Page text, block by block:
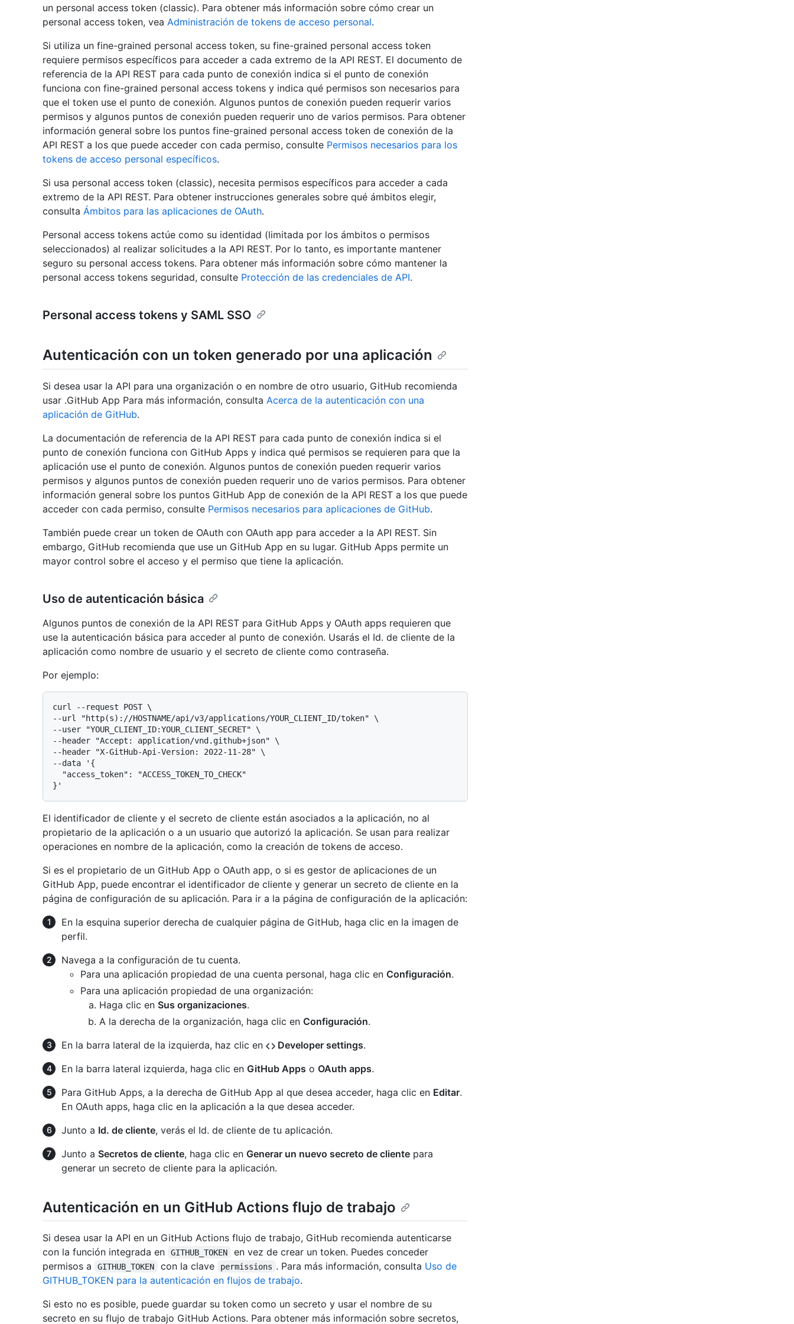
un personal access token (classic). Para obtener más información sobre cómo crear un
personal access token, vea Administración de tokens de acceso personal.
Si utiliza un fine-grained personal access token, su fine-grained personal access token
requiere permisos específicos para acceder a cada extremo de la API REST. El documento de
referencia de la API REST para cada punto de conexión indica si el punto de conexión
funciona con fine-grained personal access tokens y indica qué permisos son necesarios para
que el token use el punto de conexión. Algunos puntos de conexión pueden requerir varios
permisos y algunos puntos de conexión pueden requerir uno de varios permisos. Para obtener
información general sobre los puntos fine-grained personal access token de conexión de la
API REST a los que puede acceder con cada permiso, consulte Permisos necesarios para los
tokens de acceso personal específicos.
Si usa personal access token (classic), necesita permisos específicos para acceder a cada
extremo de la API REST. Para obtener instrucciones generales sobre qué ámbitos elegir,
consulta Ámbitos para las aplicaciones de OAuth.
Personal access tokens actúe como su identidad (limitada por los ámbitos o permisos
seleccionados) al realizar solicitudes a la API REST. Por lo tanto, es importante mantener
seguro su personal access tokens. Para obtener más información sobre cómo mantener la
personal access tokens seguridad, consulte Protección de las credenciales de API.
Personal access tokens y SAML SSO
Autenticación con un token generado por una aplicación
Si desea usar la API para una organización o en nombre de otro usuario, GitHub recomienda
usar .GitHub App Para más información, consulta Acerca de la autenticación con una
aplicación de GitHub.
La documentación de referencia de la API REST para cada punto de conexión indica si el
punto de conexión funciona con GitHub Apps y indica qué permisos se requieren para que la
aplicación use el punto de conexión. Algunos puntos de conexión pueden requerir varios
permisos y algunos puntos de conexión pueden requerir uno de varios permisos. Para obtener
información general sobre los puntos GitHub App de conexión de la API REST a los que puede
acceder con cada permiso, consulte Permisos necesarios para aplicaciones de GitHub.
También puede crear un token de OAuth con OAuth app para acceder a la API REST. Sin
embargo, GitHub recomienda que use un GitHub App en su lugar. GitHub Apps permite un
mayor control sobre el acceso y el permiso que tiene la aplicación.
Uso de autenticación básica
Algunos puntos de conexión de la API REST para GitHub Apps y OAuth apps requieren que
use la autenticación básica para acceder al punto de conexión. Usarás el Id. de cliente de la
aplicación como nombre de usuario y el secreto de cliente como contraseña.
Por ejemplo:
curl --request POST \
--url "http(s)://HOSTNAME/api/v3/applications/YOUR_CLIENT_ID/token" \
--user "YOUR_CLIENT_ID:YOUR_CLIENT_SECRET" \
--header "Accept: application/vnd.github+json" \
--header "X-GitHub-Api-Version: 2022-11-28" \
--data '{
El identificador de cliente y el secreto de cliente están asociados a la aplicación, no al
propietario de la aplicación o a un usuario que autorizó la aplicación. Se usan para realizar
operaciones en nombre de la aplicación, como la creación de tokens de acceso.
Si es el propietario de un GitHub App o OAuth app, o si es gestor de aplicaciones de un
GitHub App, puede encontrar el identificador de cliente y generar un secreto de cliente en la
página de configuración de su aplicación. Para ir a la página de configuración de la aplicación:
En la esquina superior derecha de cualquier página de GitHub, haga clic en la imagen de
perfil.
Navega a la configuración de tu cuenta.
Para una aplicación propiedad de una cuenta personal, haga clic en Configuración.
Para una aplicación propiedad de una organización:
Haga clic en Sus organizaciones.
A la derecha de la organización, haga clic en Configuración.
En la barra lateral de la izquierda, haz clic en
Developer settings.
En la barra lateral izquierda, haga clic en GitHub Apps o OAuth apps.
Para GitHub Apps, a la derecha de GitHub App al que desea acceder, haga clic en Editar.
En OAuth apps, haga clic en la aplicación a la que desea acceder.
Junto a Id. de cliente, verás el Id. de cliente de tu aplicación.
Junto a Secretos de cliente, haga clic en Generar un nuevo secreto de cliente para
generar un secreto de cliente para la aplicación.
Autenticación en un GitHub Actions flujo de trabajo
Si desea usar la API en un GitHub Actions flujo de trabajo, GitHub recomienda autenticarse
con la función integrada en
GITHUB_TOKEN
en vez de crear un token. Puedes conceder
permisos a
GITHUB_TOKEN con la clave permissions . Para más información, consulta Uso de
GITHUB_TOKEN para la autenticación en flujos de trabajo.
Si esto no es posible, puede guardar su token como un secreto y usar el nombre de su
secreto en su flujo de trabajo GitHub Actions. Para obtener más información sobre secretos,